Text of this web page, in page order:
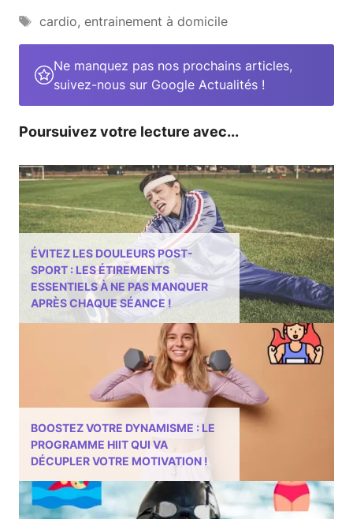
Étiquettes
cardio, entrainement à domicile
Ne manquez pas nos prochains articles,
suivez-nous sur Google Actualités !
ÉVITEZ LES DOULEURS POST-
SPORT : LES ÉTIREMENTS
ESSENTIELS À NE PAS MANQUER
APRÈS CHAQUE SÉANCE !
BOOSTEZ VOTRE DYNAMISME : LE
PROGRAMME HIIT QUI VA
DÉCUPLER VOTRE MOTIVATION !
Poursuivez votre lecture avec...